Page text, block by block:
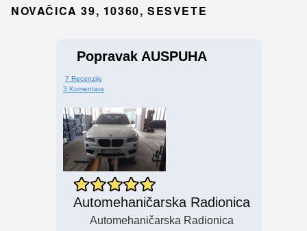
NOVAČICA 39, 10360, SESVETE
Popravak AUSPUHA
7 Recenzije
3 Komentara
Automehaničarska Radionica
Automehaničarska Radionica